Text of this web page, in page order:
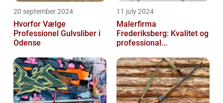
20 september 2024
Hvorfor Vælge
Professionel Gulvsliber i
Odense
11 july 2024
Malerfirma
Frederiksberg: Kvalitet og
professional...